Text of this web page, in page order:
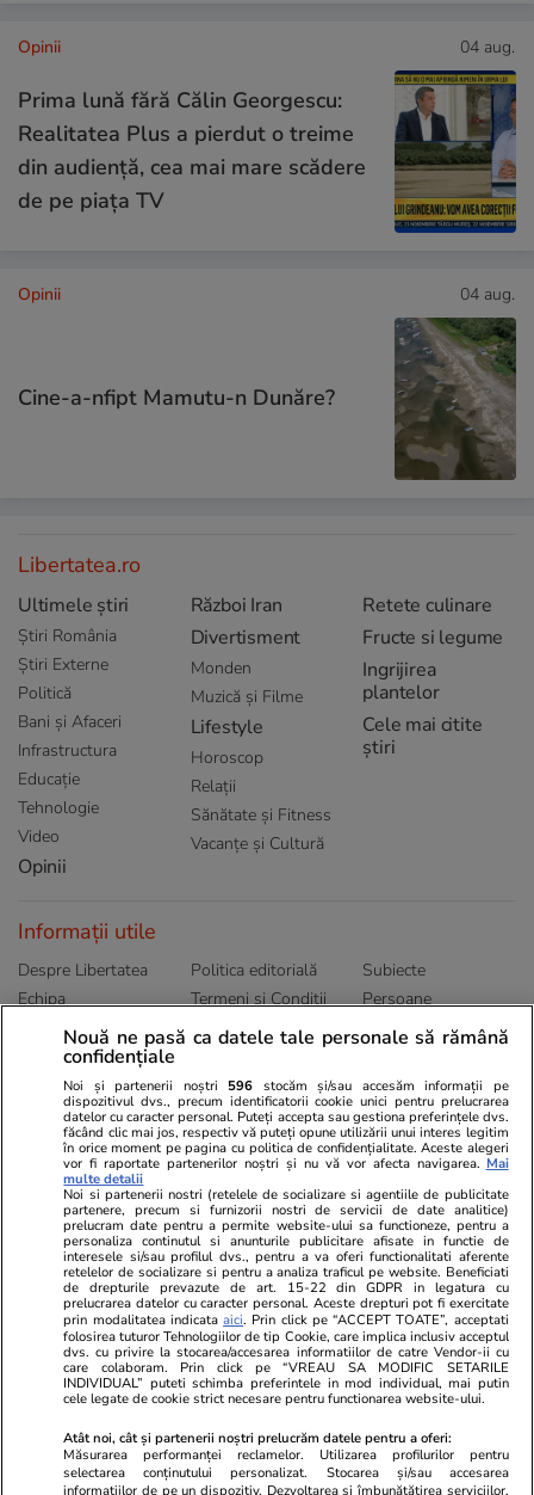
Opinii 04 aug.
Prima lună fără Călin Georgescu:
Realitatea Plus a pierdut o treime
din audiență, cea mai mare scădere
de pe piața TV
Opinii 04 aug.
Cine-a-nfipt Mamutu-n Dunăre?
Libertatea.ro
Ultimele știri
Știri România
Știri Externe
Politică
Bani și Afaceri
Infrastructura
Educație
Tehnologie
Video
Opinii
Război Iran
Divertisment
Monden
Muzică și Filme
Lifestyle
Horoscop
Relații
Sănătate și Fitness
Vacanțe și Cultură
Retete culinare
Fructe si legume
Ingrijirea
plantelor
Cele mai citite
știri
Informații utile
Despre Libertatea
Echipa
Publicitate
Politica de
confidențialitate
Politica editorială
Termeni și Conditii
Abonamente
Subiecte
Persoane
Sitemap
Ringier România
Libertatea pentru
Unica.ro
Program TV
Avantaje
ELLE
Gazeta Sporturilor
Stiri mondene
Calculator sarcina
Ajută Copiii
Locuri de muncă
Imobiliare.ro
Jobradar24
Imoradar24
Colecții Libertatea
Pariază responsabil! Decizia ONJN nr. 821/25.09.2025.
Jocurile de noroc sunt interzise minorilor.
Nouă ne pasă ca datele tale personale să rămână
confidențiale
Noi și partenerii noștri 596 stocăm și/sau accesăm informații pe
dispozitivul dvs., precum identificatorii cookie unici pentru prelucrarea
datelor cu caracter personal. Puteți accepta sau gestiona preferințele dvs.
făcând clic mai jos, respectiv vă puteți opune utilizării unui interes legitim
în orice moment pe pagina cu politica de confidențialitate. Aceste alegeri
vor fi raportate partenerilor noștri și nu vă vor afecta navigarea. Mai
multe detalii
Noi si partenerii nostri (retelele de socializare si agentiile de publicitate
partenere, precum si furnizorii nostri de servicii de date analitice)
prelucram date pentru a permite website-ului sa functioneze, pentru a
personaliza continutul si anunturile publicitare afisate in functie de
interesele si/sau profilul dvs., pentru a va oferi functionalitati aferente
retelelor de socializare si pentru a analiza traficul pe website. Beneficiati
de drepturile prevazute de art. 15-22 din GDPR in legatura cu
prelucrarea datelor cu caracter personal. Aceste drepturi pot fi exercitate
prin modalitatea indicataaici. Prin click pe “ACCEPT TOATE”, acceptati
folosirea tuturor Tehnologiilor de tip Cookie, care implica inclusiv acceptul
dvs. cu privire la stocarea/accesarea informatiilor de catre Vendor-ii cu
care colaboram. Prin click pe “VREAU SA MODIFIC SETARILE
INDIVIDUAL” puteti schimba preferintele in mod individual, mai putin
cele legate de cookie strict necesare pentru functionarea website-ului.
Atât noi, cât și partenerii noștri prelucrăm datele pentru a oferi:
Măsurarea performanței reclamelor. Utilizarea profilurilor pentru
selectarea conținutului personalizat. Stocarea și/sau accesarea
informațiilor de pe un dispozitiv. Dezvoltarea și îmbunătățirea serviciilor.